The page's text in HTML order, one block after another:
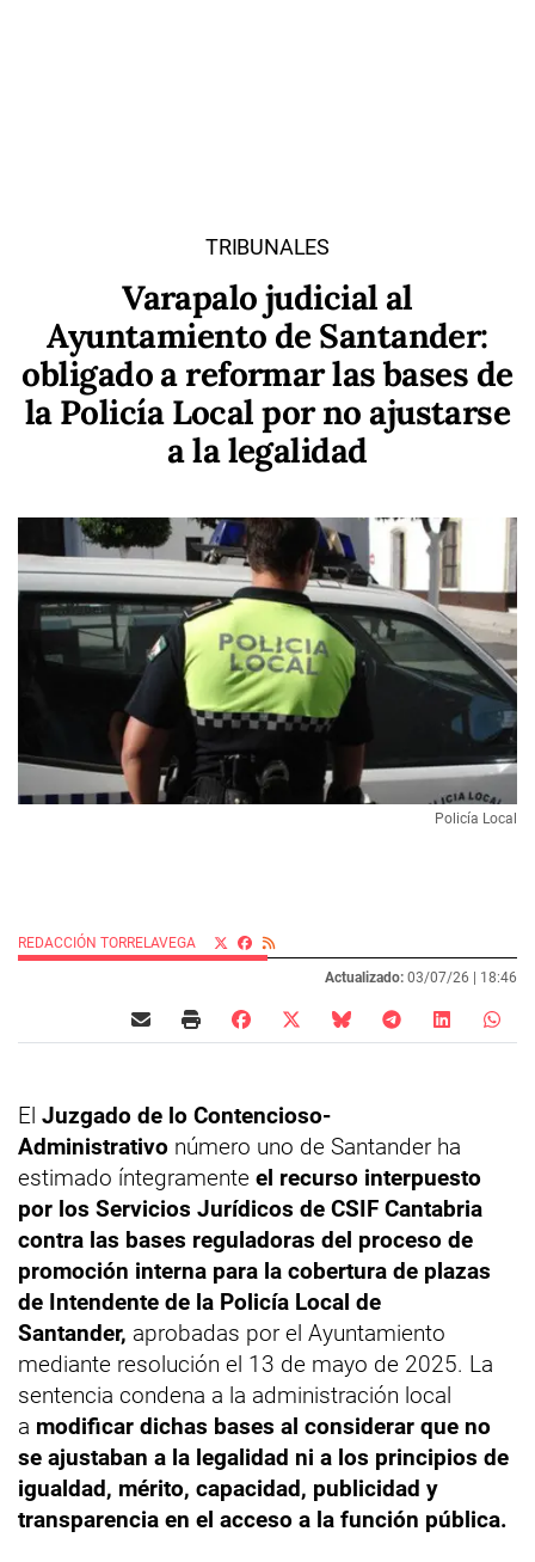
TRIBUNALES
Varapalo judicial al
Ayuntamiento de Santander:
obligado a reformar las bases de
la Policía Local por no ajustarse
a la legalidad
Policía Local
REDACCIÓN TORRELAVEGA
Actualizado: 03/07/26 | 18:46
El Juzgado de lo Contencioso-
Administrativo número uno de Santander ha
estimado íntegramente el recurso interpuesto
por los Servicios Jurídicos de CSIF Cantabria
contra las bases reguladoras del proceso de
promoción interna para la cobertura de plazas
de Intendente de la Policía Local de
Santander, aprobadas por el Ayuntamiento
mediante resolución el 13 de mayo de 2025. La
sentencia condena a la administración local
a modificar dichas bases al considerar que no
se ajustaban a la legalidad ni a los principios de
igualdad, mérito, capacidad, publicidad y
transparencia en el acceso a la función pública.